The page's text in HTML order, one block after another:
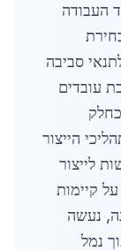
העבודה
סביבה
עובדים
הייצור
לייצור
קיימות
נעשה
נמל